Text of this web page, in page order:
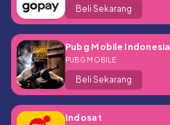
Beli Sekarang
Pubg Mobile Indonesia
PUBG MOBILE
Beli Sekarang
Indosat